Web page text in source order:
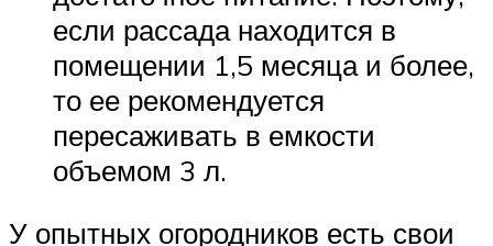
если рассада находится в
помещении 1,5 месяца и более,
то ее рекомендуется
пересаживать в емкости
объемом 3 л.
У опытных огородников есть свои